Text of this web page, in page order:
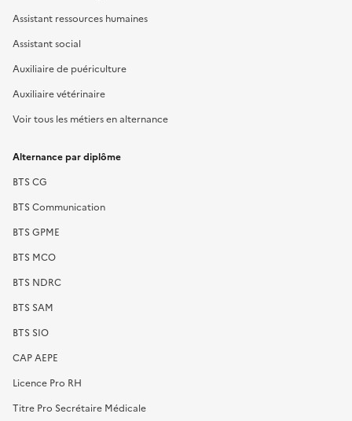
Assistant ressources humaines
Assistant social
Auxiliaire de puériculture
Auxiliaire vétérinaire
Voir tous les métiers en alternance
Alternance par diplôme
BTS CG
BTS Communication
BTS GPME
BTS MCO
BTS NDRC
BTS SAM
BTS SIO
CAP AEPE
Licence Pro RH
Titre Pro Secrétaire Médicale